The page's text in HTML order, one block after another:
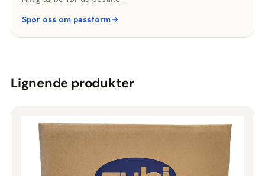
Spør oss om passform
Lignende produkter